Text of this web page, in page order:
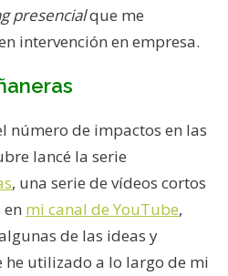
presencialque me
intervención en empresa.
número de impactos en las
lancé la serie
, una serie de vídeos cortos
mi canal de YouTube,
de las ideas y
he utilizado a lo largo de mi